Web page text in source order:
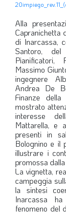
Alla
Capranichetta
di Inarcassa,
Santoro,
Pianificatori,
Massimo
ingegnere
Andrea De
Finanze
mostrato
interesse
Mattarella, e
presenti in
Bolognino e il
illustrare i
promossa
La vignetta,
campeggia
la sintesi
Inarcassa
fenomeno del